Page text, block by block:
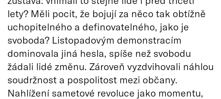
lety? Měli pocit, že bojují za něco tak obtížně
uchopitelného a definovatelného, jako je
svoboda? Listopadovým demonstracím
dominovala jiná hesla, spíše než svobodu
žádali lidé změnu. Zároveň vyzdvihovali náhlou
soudržnost a pospolitost mezi občany.
Nahlížení sametové revoluce jako momentu,